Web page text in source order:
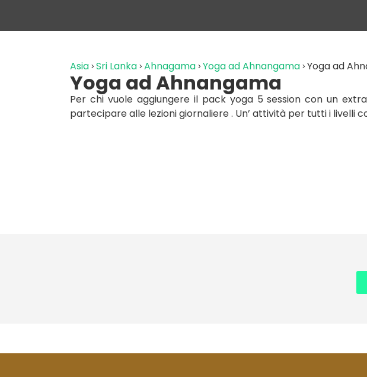
Asia Sri Lanka Ahnagama Yoga ad Ahnangama Yoga ad
Yoga ad Ahnangama
Per chi vuole aggiungere il pack yoga 5 session con un
partecipare alle lezioni giornaliere . Un’ attività per tutti i livelli